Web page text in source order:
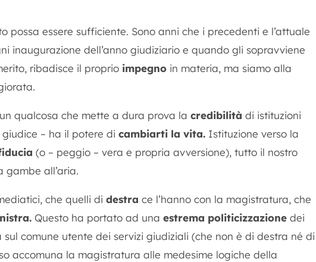
possa essere sufficiente. Sono anni che i precedenti e l’attuale
inaugurazione dell’anno giudiziario e quando gli sopravviene
ribadisce il proprio impegno in materia, ma siamo alla
qualcosa che mette a dura prova la credibilità di istituzioni
– ha il potere di cambiarti la vita. Istituzione verso la
(o – peggio – vera e propria avversione), tutto il nostro
gambe all’aria.
che quelli di destra ce l’hanno con la magistratura, che
Questo ha portato ad una estrema politicizzazione dei
comune utente dei servizi giudiziali (che non è di destra né di
accomuna la magistratura alle medesime logiche della